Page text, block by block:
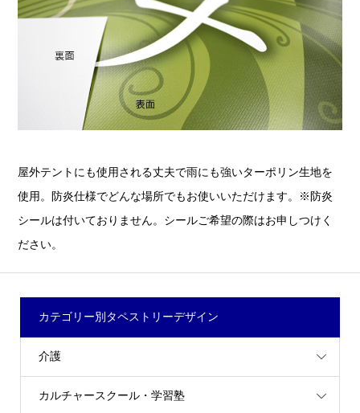
屋外テントにも使用される丈夫で雨にも強いターポリン生地を
使用。防炎仕様でどんな場所でもお使いいただけます。※防炎
シールは付いておりません。シールご希望の際はお申しつけく
ださい。
カテゴリー別タペストリーデザイン
介護
カルチャースクール・学習塾